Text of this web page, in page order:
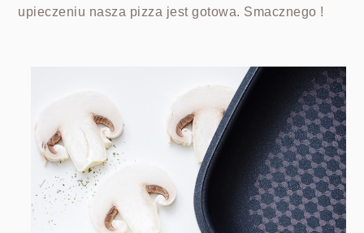
upieczeniu nasza pizza jest gotowa. Smacznego !